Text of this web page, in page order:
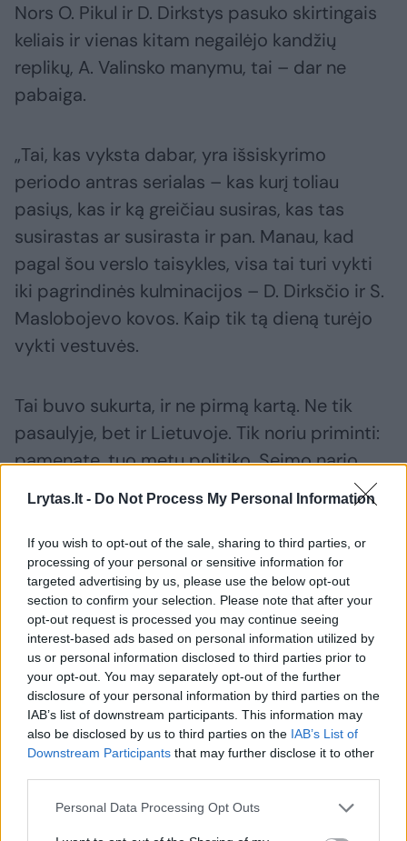
Lrytas.lt - Do Not Process My Personal Information
If you wish to opt-out of the sale, sharing to third parties, or
processing of your personal or sensitive information for
targeted advertising by us, please use the below opt-out
section to confirm your selection. Please note that after your
opt-out request is processed you may continue seeing
interest-based ads based on personal information utilized by
us or personal information disclosed to third parties prior to
your opt-out. You may separately opt-out of the further
disclosure of your personal information by third parties on the
IAB’s list of downstream participants. This information may
also be disclosed by us to third parties on the IAB’s List of
Downstream Participants that may further disclose it to other
Personal Data Processing Opt Outs
Nors O. Pikul ir D. Dirkstys pasuko skirtingais
keliais ir vienas kitam negailėjo kandžių
replikų, A. Valinsko manymu, tai – dar ne
pabaiga.
„Tai, kas vyksta dabar, yra išsiskyrimo
periodo antras serialas – kas kurį toliau
pasiųs, kas ir ką greičiau susiras, kas tas
susirastas ar susirasta ir pan. Manau, kad
pagal šou verslo taisykles, visa tai turi vykti
iki pagrindinės kulminacijos – D. Dirksčio ir S.
Maslobojevo kovos. Kaip tik tą dieną turėjo
vykti vestuvės.
Tai buvo sukurta, ir ne pirmą kartą. Ne tik
pasaulyje, bet ir Lietuvoje. Tik noriu priminti:
pamenate, tuo metu politiko, Seimo nario
Antano Nedzinsko vestuves, kai jam šovė į
vestuves?
Kitas dalykas, Radžis ir Agnė, irgi, ar jie mylėjo
vienas kitą, ar nekentė, tai buvo siužetas, apie
kurį kalbėjo visa Lietuva <...>. Lygiai taip pat ir
čia, labai laiku pradėta, per Valentino dieną,
fotosesija įspūdinga, iš tiesų <...>“, –
tinklalaidėje „Valinskas žino“ kalbėjo žinomas